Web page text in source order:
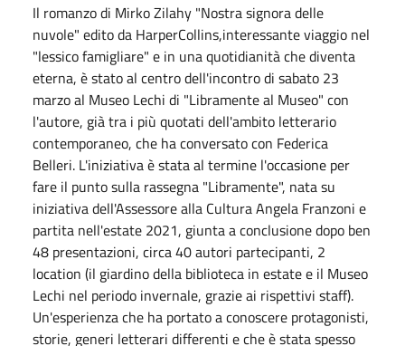
Il romanzo di Mirko Zilahy "Nostra signora delle
nuvole" edito da HarperCollins,interessante viaggio nel
"lessico famigliare" e in una quotidianità che diventa
eterna, è stato al centro dell'incontro di sabato 23
marzo al Museo Lechi di "Libramente al Museo" con
l'autore, già tra i più quotati dell'ambito letterario
contemporaneo, che ha conversato con Federica
Belleri. L'iniziativa è stata al termine l'occasione per
fare il punto sulla rassegna "Libramente", nata su
iniziativa dell'Assessore alla Cultura Angela Franzoni e
partita nell'estate 2021, giunta a conclusione dopo ben
48 presentazioni, circa 40 autori partecipanti, 2
location (il giardino della biblioteca in estate e il Museo
Lechi nel periodo invernale, grazie ai rispettivi staff).
Un'esperienza che ha portato a conoscere protagonisti,
storie, generi letterari differenti e che è stata spesso